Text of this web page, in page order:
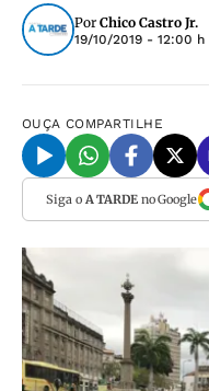
Por Chico Castro Jr.
19/10/2019 - 12:00 h
OUÇA COMPARTILHE
Siga o A TARDEno Google